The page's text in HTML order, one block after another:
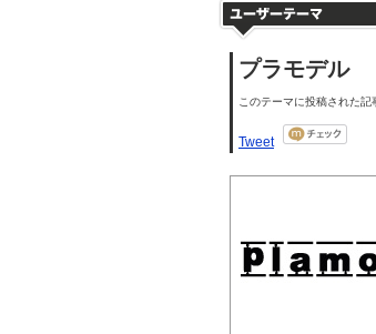
プラモデル
このテーマに投稿された
Tweet